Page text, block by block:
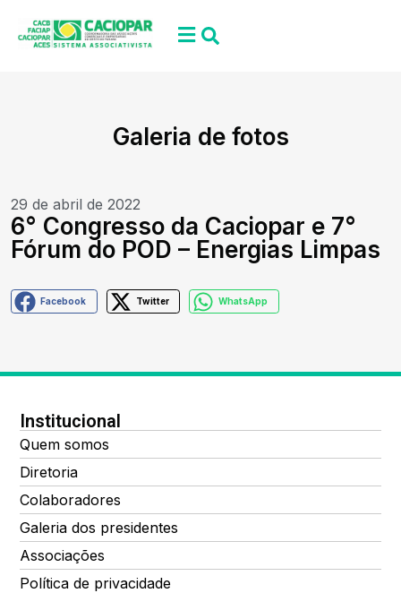
Galeria de fotos
29 de abril de 2022
6° Congresso da Caciopar e 7°
Fórum do POD – Energias Limpas
Facebook Twitter WhatsApp
Institucional
Quem somos
Diretoria
Colaboradores
Galeria dos presidentes
Associações
Política de privacidade